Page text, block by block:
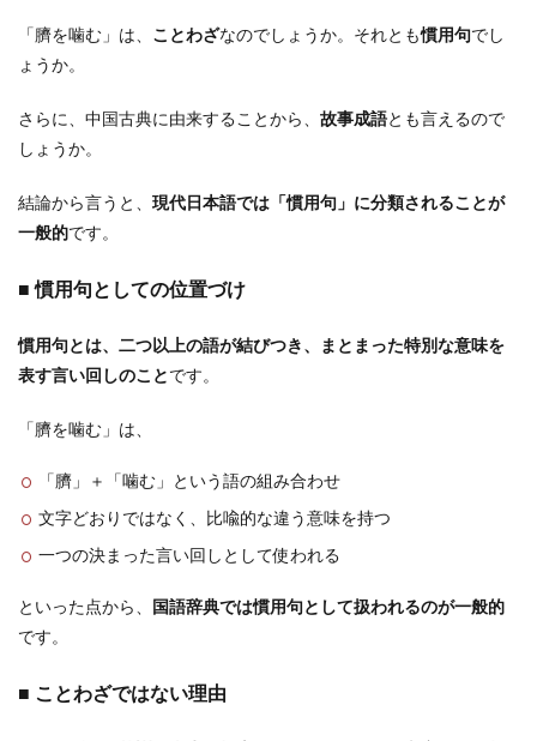
「臍を噛む」は、 ことわざなのでしょうか。それとも慣用句 でし
ょうか。
さらに、中国古典に由来することから、 故事成語とも言えるので
しょうか。
結論から言うと、 現代日本語では「慣用句」に分類されることが
一般的 です。
■ 慣用句としての位置づけ
慣用句とは、二つ以上の語が結びつき、まとまった特別な意味を
表す言い回しのこと です。
「臍を噛む」は、
「臍」＋「噛む」という語の組み合わせ
文字どおりではなく、比喩的な違う意味を持つ
一つの決まった言い回しとして使われる
といった点から、
国語辞典では慣用句として扱われるのが一般的
です。
■ ことわざではない理由